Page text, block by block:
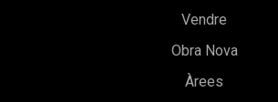
Vendre
Obra Nova
Àrees